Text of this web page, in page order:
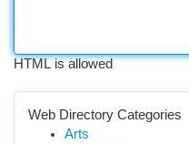
HTML is allowed
Web Directory Categories
Arts